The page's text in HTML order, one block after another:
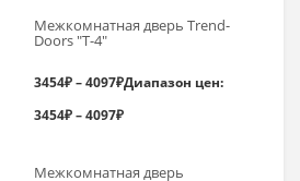
Межкомнатная дверь Trend-
Doоrs "Т-4"
3454₽–4097₽Диапазон цен:
3454₽ – 4097₽
Межкомнатная дверь